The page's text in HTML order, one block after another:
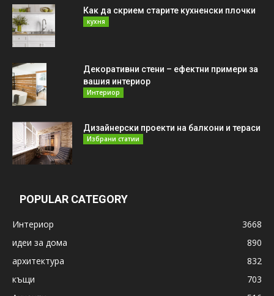
Как да скрием старите кухненски плочки
кухня
Декоративни стени – ефектни примери за
вашия интериор
Интериор
Дизайнерски проекти на балкони и тераси
Избрани статии
POPULAR CATEGORY
Интериор
3668
идеи за дома
890
архитектура
832
къщи
703